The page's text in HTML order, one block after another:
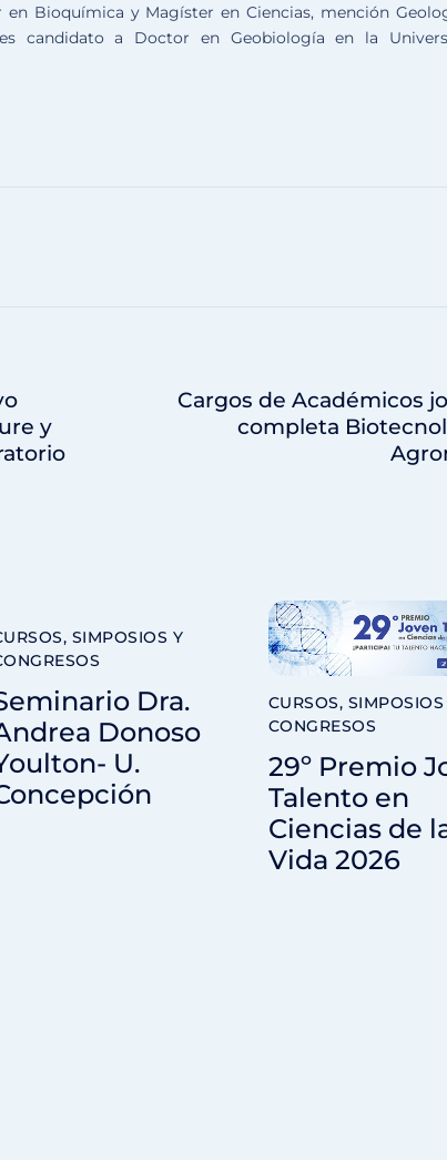
Bioquímica y Magíster en Ciencias, mención
candidato a Doctor en Geobiología en la
y
Cargos de Académicos
completa
SIMPOSIOS Y
Dra.
Donoso
U.
CURSOS, SIMPOSIOS
CONGRESOS
29º Premio
Talento en
Ciencias de
Vida 2026